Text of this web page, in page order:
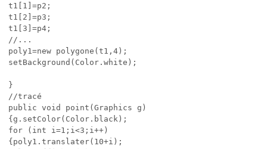
t1[1]=p2;
t1[2]=p3;
t1[3]=p4;
//...
poly1=new polygone(t1,4);
setBackground(Color.white);
}
//tracé
public void point(Graphics g)
{g.setColor(Color.black);
for (int i=1;i<3;i++)
{poly1.translater(10+i);